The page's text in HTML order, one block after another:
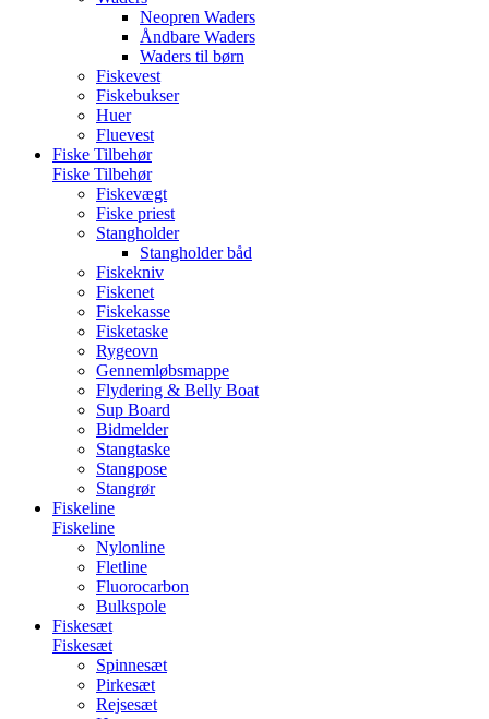
Neopren Waders
Åndbare Waders
Waders til børn
Fiskevest
Fiskebukser
Huer
Fluevest
Fiske Tilbehør
Fiske Tilbehør
Fiskevægt
Fiske priest
Stangholder
Stangholder båd
Fiskekniv
Fiskenet
Fiskekasse
Fisketaske
Rygeovn
Gennemløbsmappe
Flydering & Belly Boat
Sup Board
Bidmelder
Stangtaske
Stangpose
Stangrør
Fiskeline
Fiskeline
Nylonline
Fletline
Fluorocarbon
Bulkspole
Fiskesæt
Fiskesæt
Spinnesæt
Pirkesæt
Rejsesæt